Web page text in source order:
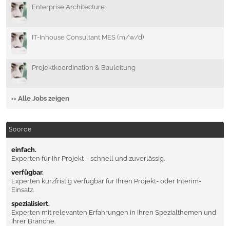
Enterprise Architecture
IT-Inhouse Consultant MES (m/w/d)
Projektkoordination & Bauleitung
›› Alle Jobs zeigen
Soorce
einfach.
Experten für Ihr Projekt – schnell und zuverlässig.
verfügbar.
Experten kurzfristig verfügbar für Ihren Projekt- oder Interim-
Einsatz.
spezialisiert.
Experten mit relevanten Erfahrungen in Ihren Spezialthemen und
Ihrer Branche.